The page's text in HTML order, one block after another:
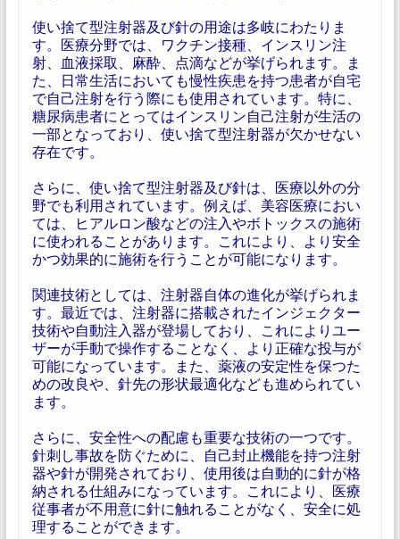
使い捨て型注射器及び針の用途は多岐にわたりま
す。医療分野では、ワクチン接種、インスリン注
射、血液採取、麻酔、点滴などが挙げられます。ま
た、日常生活においても慢性疾患を持つ患者が自宅
で自己注射を行う際にも使用されています。特に、
糖尿病患者にとってはインスリン自己注射が生活の
一部となっており、使い捨て型注射器が欠かせない
存在です。
さらに、使い捨て型注射器及び針は、医療以外の分
野でも利用されています。例えば、美容医療におい
ては、ヒアルロン酸などの注入やボトックスの施術
に使われることがあります。これにより、より安全
かつ効果的に施術を行うことが可能になります。
関連技術としては、注射器自体の進化が挙げられま
す。最近では、注射器に搭載されたインジェクター
技術や自動注入器が登場しており、これによりユー
ザーが手動で操作することなく、より正確な投与が
可能になっています。また、薬液の安定性を保つた
めの改良や、針先の形状最適化なども進められてい
ます。
さらに、安全性への配慮も重要な技術の一つです。
針刺し事故を防ぐために、自己封止機能を持つ注射
器や針が開発されており、使用後は自動的に針が格
納される仕組みになっています。これにより、医療
従事者が不用意に針に触れることがなく、安全に処
理することができます。